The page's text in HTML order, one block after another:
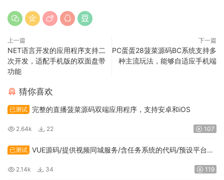
上一篇
NET语言开发的应用程序支持二
次开发，适配手机版的双面盘带
功能
下一篇
PC蛋蛋28菠菜源码BC系统支持多
种主流玩法，能够自适应手机端
猜你喜欢
已测试 完整的直播菠菜源码双端应用程序，支持安卓和iOS
2.64k 22 107
已测试 VUE源码/提供视频同城服务/含任务系统的代码/预设平台运
2.14k 34 119